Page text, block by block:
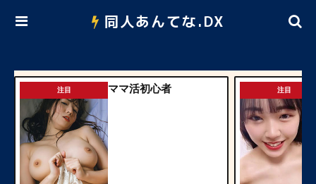
同人あんてな.DX
注目 ママ活初心者 注目